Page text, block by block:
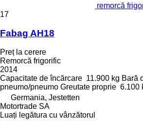
remorcă
17
Fabag AH18
Preț la cerere
Remorcă frigorific
2014
Capacitate de încărcare 11.900 kg Bară
pneumo/pneumo Greutate proprie 6.100
Germania, Jestetten
Motortrade SA
Luați legătura cu vânzătorul